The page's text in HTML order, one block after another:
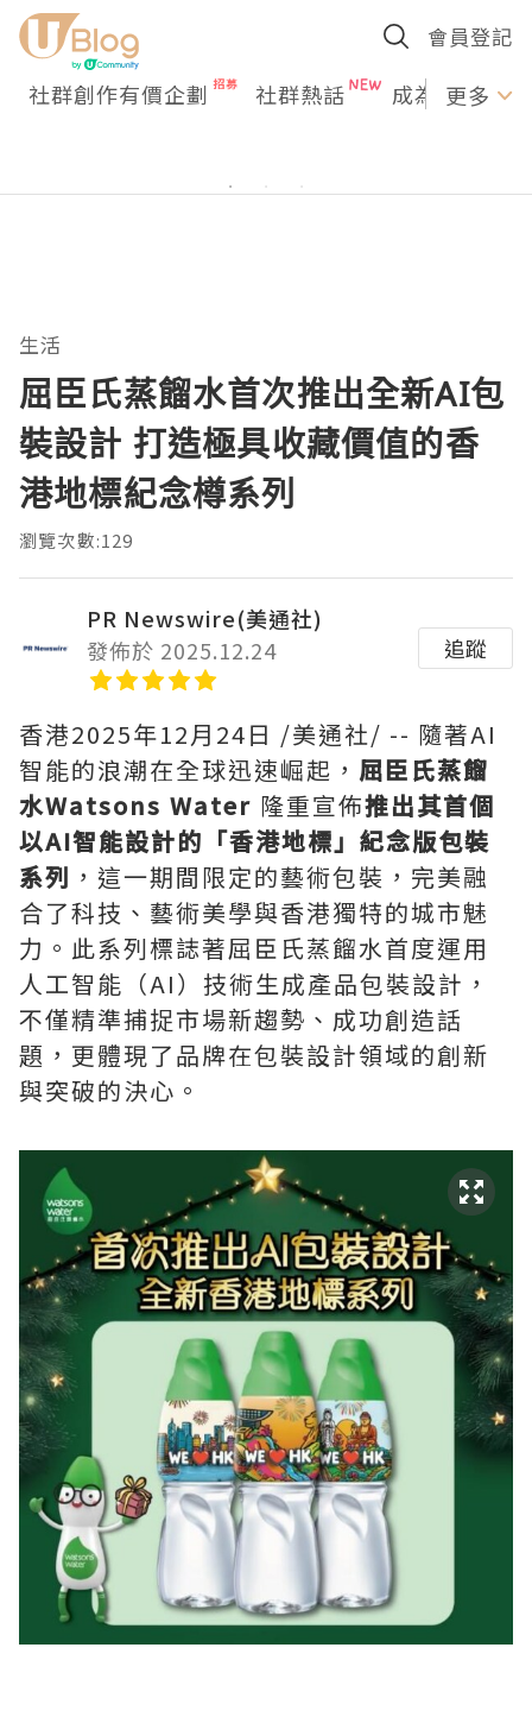
會員登記
社群創作有價企劃 社群熱話 成為U更多
生活
屈臣氏蒸餾水首次推出全新AI包
裝設計 打造極具收藏價值的香
港地標紀念樽系列
瀏覽次數:129
PR Newswire(美通社)
發佈於 2025.12.24
追蹤
香港2025年12月24日 /美通社/ -- 隨著AI
智能的浪潮在全球迅速崛起， 屈臣氏蒸餾
水Watsons Water 隆重宣佈推出其首個
以AI智能設計的「香港地標」紀念版包裝
系列 ，這一期間限定的藝術包裝，完美融
合了科技、藝術美學與香港獨特的城市魅
力。此系列標誌著屈臣氏蒸餾水首度運用
人工智能（AI）技術生成產品包裝設計，
不僅精準捕捉市場新趨勢、成功創造話
題，更體現了品牌在包裝設計領域的創新
與突破的決心。